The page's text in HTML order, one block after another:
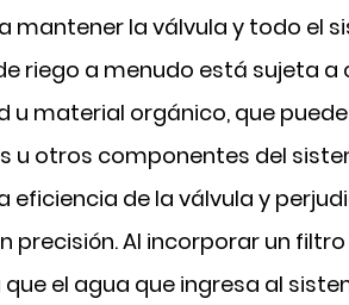
mantener la válvula y todo el
riego a menudo está sujeta
u material orgánico, que
u otros componentes del
eficiencia de la válvula y
precisión. Al incorporar un
el agua que ingresa al